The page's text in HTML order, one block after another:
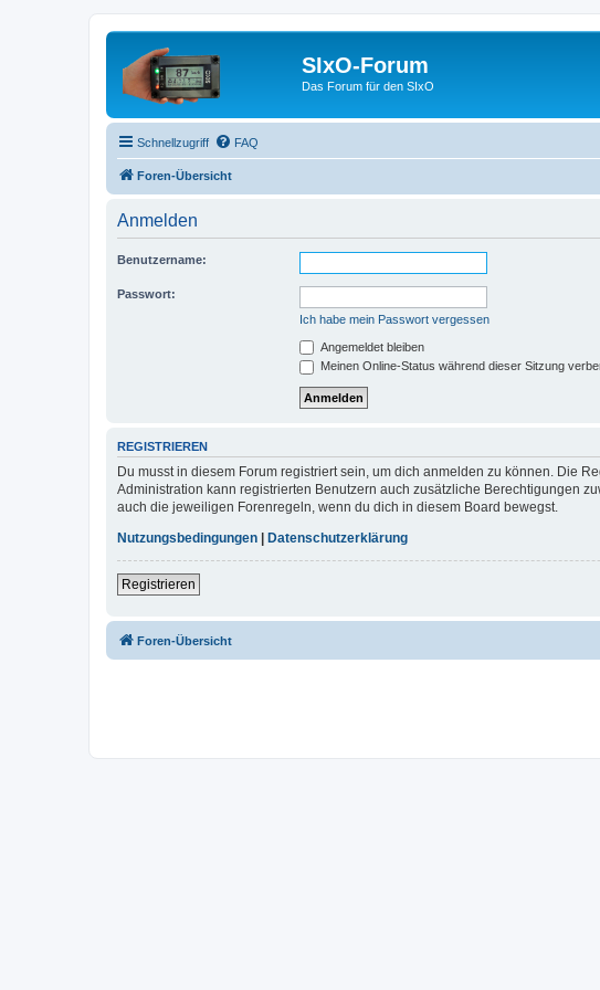
SIxO-Forum
Das Forum für den SIxO
Schnellzugriff FAQ
Foren-Übersicht
Anmelden
Benutzername:
Passwort:
Ich habe mein Passwort vergessen
Angemeldet bleiben
Meinen Online-Status während dieser Sitzung
REGISTRIEREN
Du musst in diesem Forum registriert sein, um dich anmelden zu können. Die
Administration kann registrierten Benutzern auch zusätzliche Berechtigungen
auch die jeweiligen Forenregeln, wenn du dich in diesem Board bewegst.
Nutzungsbedingungen
Datenschutzerklärung
Registrieren
Foren-Übersicht